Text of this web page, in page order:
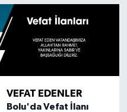
VEFAT EDENLER
Bolu'da Vefat İlanı